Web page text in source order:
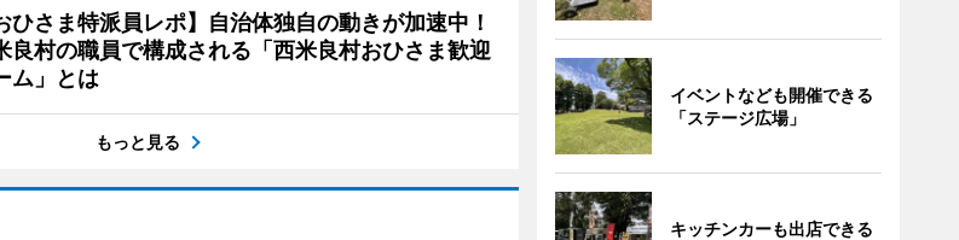
ひさま特派員レポ】自治体独自の動きが加速中！
良村の職員で構成される「西米良村おひさま歓迎
ム」とは
もっと見る
イベントなども開催できる
「ステージ広場」
キッチンカーも出店できる